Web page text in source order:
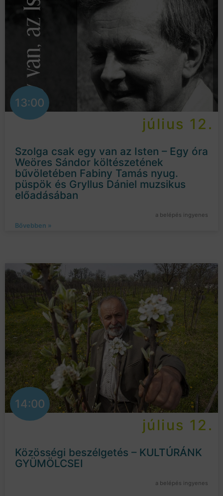
13:00
július 12.
Szolga csak egy van az Isten – Egy óra
Weöres Sándor költészetének
bűvöletében Fabiny Tamás nyug.
püspök és Gryllus Dániel muzsikus
előadásában
a belépés ingyenes
Bővebben »
14:00
július 12.
Közösségi beszélgetés – KULTÚRÁNK
GYÜMÖLCSEI
a belépés ingyenes